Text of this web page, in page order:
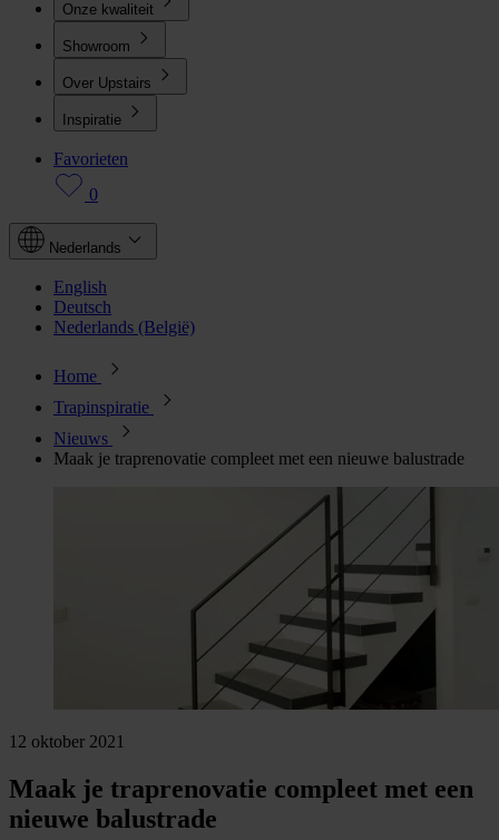
Onze kwaliteit
Showroom
Over Upstairs
Inspiratie
Favorieten
0
Nederlands
English
Deutsch
Nederlands (België)
Home
Trapinspiratie
Nieuws
Maak je traprenovatie compleet met een nieuwe balustrade
12 oktober 2021
Maak je traprenovatie compleet met een
nieuwe balustrade